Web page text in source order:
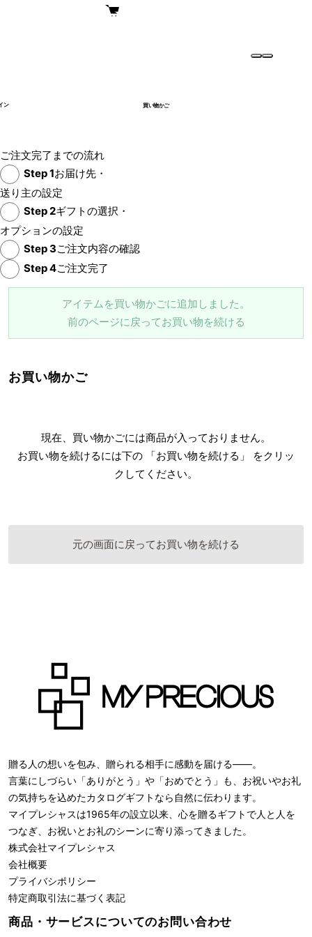
ン 買い物かご
ご注文完了までの流れ
Step1お届け先・
送り主の設定
Step2ギフトの選択・
オプションの設定
Step3ご注文内容の確認
Step4ご注文完了
アイテムを買い物かごに追加しました。
前のページに戻ってお買い物を続ける
お買い物かご
現在、買い物かごには商品が入っておりません。
お買い物を続けるには下の 「お買い物を続ける」 をクリッ
クしてください。
元の画面に戻ってお買い物を続ける
贈る人の想いを包み、贈られる相手に感動を届ける――。
言葉にしづらい「ありがとう」や「おめでとう」も、お祝いやお礼
の気持ちを込めたカタログギフトなら自然に伝わります。
マイプレシャスは1965年の設立以来、心を贈るギフトで人と人を
つなぎ、お祝いとお礼のシーンに寄り添ってきました。
株式会社マイプレシャス
会社概要
プライバシポリシー
特定商取引法に基づく表記
商品・サービスについてのお問い合わせ